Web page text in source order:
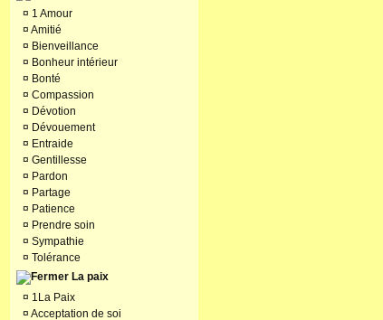
¤ 1 Amour
¤ Amitié
¤ Bienveillance
¤ Bonheur intérieur
¤ Bonté
¤ Compassion
¤ Dévotion
¤ Dévouement
¤ Entraide
¤ Gentillesse
¤ Pardon
¤ Partage
¤ Patience
¤ Prendre soin
¤ Sympathie
¤ Tolérance
La paix
¤ 1La Paix
¤ Acceptation de soi